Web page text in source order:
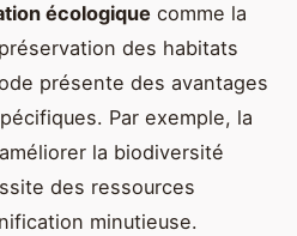
écologique comme la
des habitats
présente des avantages
Par exemple, la
la biodiversité
des ressources
minutieuse.